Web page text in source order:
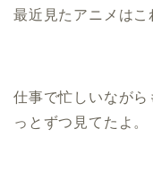
最近見たアニメはこ
仕事で忙しいながら
っとずつ見てたよ。